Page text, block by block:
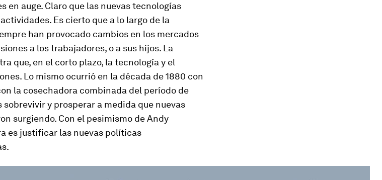
en auge. Claro que las nuevas tecnologías
Es cierto que a lo largo de la
han provocado cambios en los mercados
a los trabajadores, o a sus hijos. La
que, en el corto plazo, la tecnología y el
Lo mismo ocurrió en la década de 1880 con
la cosechadora combinada del período de
sobrevivir y prosperar a medida que nuevas
surgiendo. Con el pesimismo de Andy
es justificar las nuevas políticas